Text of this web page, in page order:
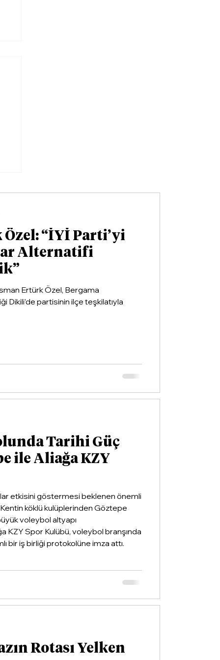
“İYİ Parti’yi
Alternatifi
Ertürk Özel, Bergama
Dikili’de partisinin ilçe teşkilatıyla
Tarihi Güç
ile Aliağa KZY
etkisini göstermesi beklenen önemli
köklü kulüplerinden Göztepe
voleybol altyapı
KZY Spor Kulübü, voleybol branşında
bir iş birliği protokolüne imza attı.
Rotası Yelken